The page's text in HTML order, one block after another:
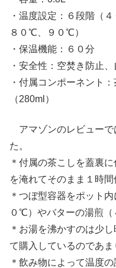
・温度設定：６段階（
８０℃、９０℃）
・保温機能：６０分
・安全性：空焚き防止
・付属コンポーネント
（280ml）
アマゾンのレビューで
た。
＊付属の茶こしを蓋裏
を淹れてそのまま１時間
＊つぼ型容器をポット
０℃）やバターの湯煎（
＊お湯を沸かすのは少
て購入しているのであま
＊飲み物によって温度